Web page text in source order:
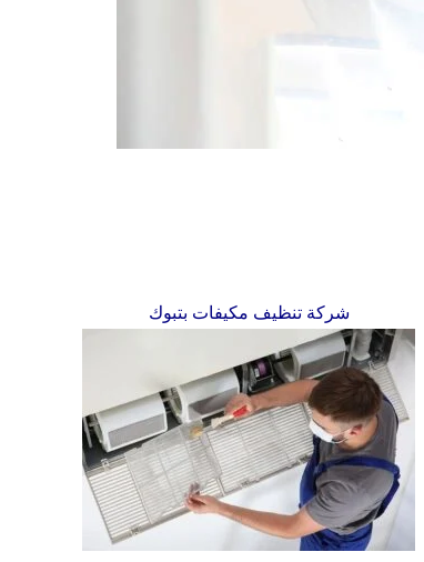
شركة تنظيف مكيفات بتبوك